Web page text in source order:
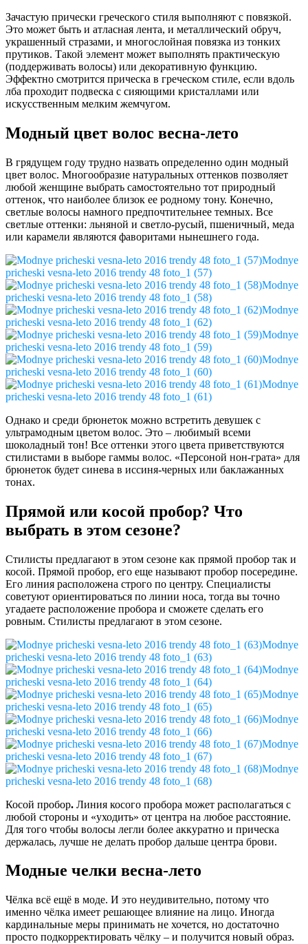
Зачастую прически греческого стиля выполняют с повязкой.
Это может быть и атласная лента, и металлический обруч,
украшенный стразами, и многослойная повязка из тонких
прутиков. Такой элемент может выполнять практическую
(поддерживать волосы) или декоративную функцию.
Эффектно смотрится прическа в греческом стиле, если вдоль
лба проходит подвеска с сияющими кристаллами или
искусственным мелким жемчугом.
Модный цвет волос весна-лето
В грядущем году трудно назвать определенно один модный
цвет волос. Многообразие натуральных оттенков позволяет
любой женщине выбрать самостоятельно тот природный
оттенок, что наиболее близок ее родному тону. Конечно,
светлые волосы намного предпочтительнее темных. Все
светлые оттенки: льняной и светло-русый, пшеничный, меда
или карамели являются фаворитами нынешнего года.
Modnye
pricheski vesna-leto 2016 trendy 48 foto_1 (57)
Modnye
pricheski vesna-leto 2016 trendy 48 foto_1 (58)
Modnye
pricheski vesna-leto 2016 trendy 48 foto_1 (62)
Modnye
pricheski vesna-leto 2016 trendy 48 foto_1 (59)
Modnye
pricheski vesna-leto 2016 trendy 48 foto_1 (60)
Modnye
pricheski vesna-leto 2016 trendy 48 foto_1 (61)
Однако и среди брюнеток можно встретить девушек с
ультрамодным цветом волос. Это – любимый всеми
шоколадный тон! Все оттенки этого цвета приветствуются
стилистами в выборе гаммы волос. «Персоной нон-грата» для
брюнеток будет синева в иссиня-черных или баклажанных
тонах.
Прямой или косой пробор? Что
выбрать в этом сезоне?
Стилисты предлагают в этом сезоне как прямой пробор так и
косой. Прямой пробор, его еще называют пробор посередине.
Его линия расположена строго по центру. Специалисты
советуют ориентироваться по линии носа, тогда вы точно
угадаете расположение пробора и сможете сделать его
ровным. Стилисты предлагают в этом сезоне.
Modnye
pricheski vesna-leto 2016 trendy 48 foto_1 (63)
Modnye
pricheski vesna-leto 2016 trendy 48 foto_1 (64)
Modnye
pricheski vesna-leto 2016 trendy 48 foto_1 (65)
Modnye
pricheski vesna-leto 2016 trendy 48 foto_1 (66)
Modnye
pricheski vesna-leto 2016 trendy 48 foto_1 (67)
Modnye
pricheski vesna-leto 2016 trendy 48 foto_1 (68)
Косой пробор. Линия косого пробора может располагаться с
любой стороны и «уходить» от центра на любое расстояние.
Для того чтобы волосы легли более аккуратно и прическа
держалась, лучше не делать пробор дальше центра брови.
Модные челки весна-лето
Чёлка всё ещё в моде. И это неудивительно, потому что
именно чёлка имеет решающее влияние на лицо. Иногда
кардинальные меры принимать не хочется, но достаточно
просто подкорректировать чёлку – и получится новый образ.